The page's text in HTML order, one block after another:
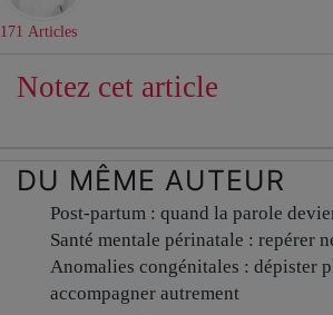
171 Articles
Notez cet article
DU MÊME AUTEUR
Post-partum : quand la parole
Santé mentale périnatale : repérer
Anomalies congénitales : dépister
accompagner autrement